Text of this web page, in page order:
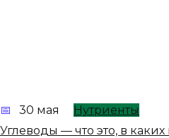
30 мая
Нутриенты
Углеводы — что это, в